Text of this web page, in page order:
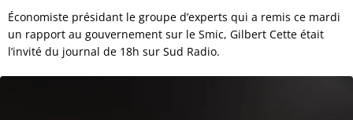
Économiste présidant le groupe d’experts qui a remis ce mardi
un rapport au gouvernement sur le Smic, Gilbert Cette était
l’invité du journal de 18h sur Sud Radio.